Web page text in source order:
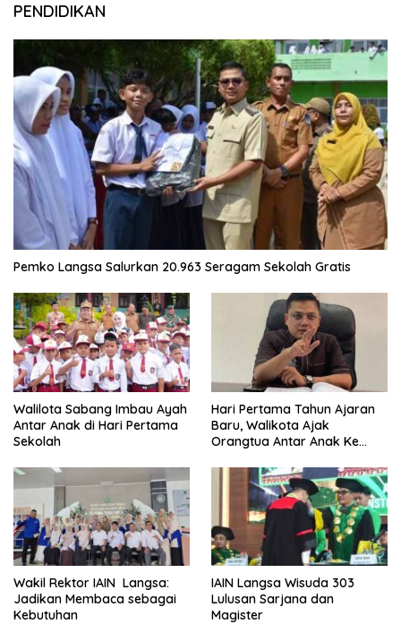
PENDIDIKAN
Pemko Langsa Salurkan 20.963 Seragam Sekolah Gratis
Walilota Sabang Imbau Ayah
Antar Anak di Hari Pertama
Sekolah
Hari Pertama Tahun Ajaran
Baru, Walikota Ajak
Orangtua Antar Anak Ke
Wakil Rektor IAIN Langsa:
Jadikan Membaca sebagai
Kebutuhan
IAIN Langsa Wisuda 303
Lulusan Sarjana dan
Magister